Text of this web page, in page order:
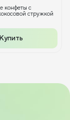
конфеты с
стружкой
Купить